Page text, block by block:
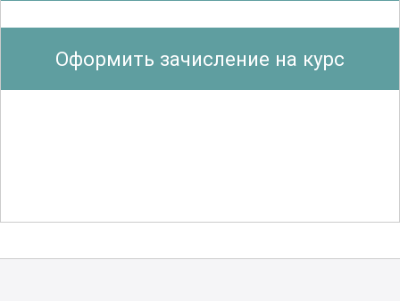
для разработки собственных стратегий
улучшения ментальной гибкости и
Оформить зачисление на курс